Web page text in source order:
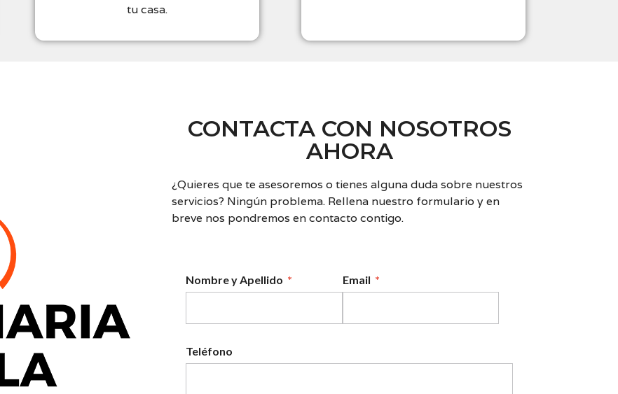
tu casa.
CONTACTA CON NOSOTROS
AHORA
¿Quieres que te asesoremos o tienes alguna duda sobre nuestros
servicios? Ningún problema. Rellena nuestro formulario y en
breve nos pondremos en contacto contigo.
Nombre y Apellido * Email *
Teléfono